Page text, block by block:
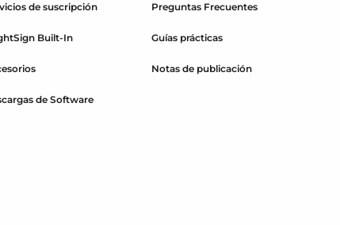
de suscripción
Built-In
de Software
Preguntas Frecuentes
Guías prácticas
Notas de publicación